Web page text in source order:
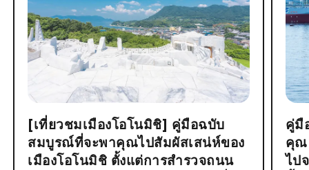
[เที่ยวชมเมืองโอโนมิชิ] คู่มือฉบับ
สมบูรณ์ที่จะพาคุณไปสัมผัสเสน่ห์ของ
เมืองโอโนมิชิ ตั้งแต่การสำรวจถนน
คู่มื
คุณ
ไป